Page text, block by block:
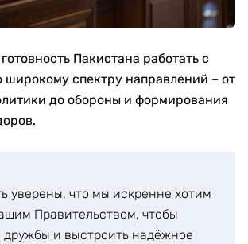
Пакистана работать с
широкому спектру направлений – от
до обороны и формирования
уверены, что мы искренне хотим
Правительством, чтобы
дружбы и выстроить надёжное